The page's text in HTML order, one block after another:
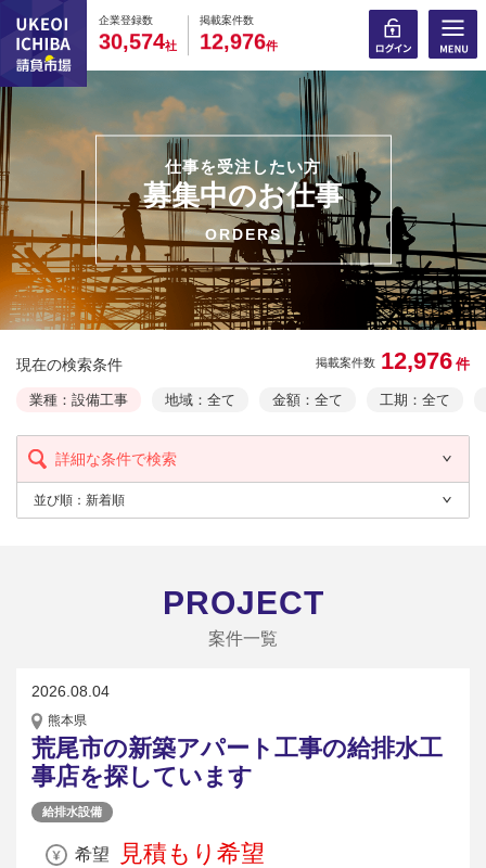
企業登録数
0
3
0
0,
0
5
0
74社
掲載案件数
0
1
0
2,
0
9
0
76件
仕事を受注したい方
募集中のお仕事
ORDERS
現在の検索条件 掲載案件数 12,976 件
業種：設備工事 地域：全て 金額：全て 工期：全て
詳細な条件で検索
並び順： 新着順
PROJECT
案件一覧
2026.08.04
熊本県
荒尾市の新築アパート工事の給排水工
事店を探しています
給排水設備
希望 見積もり希望